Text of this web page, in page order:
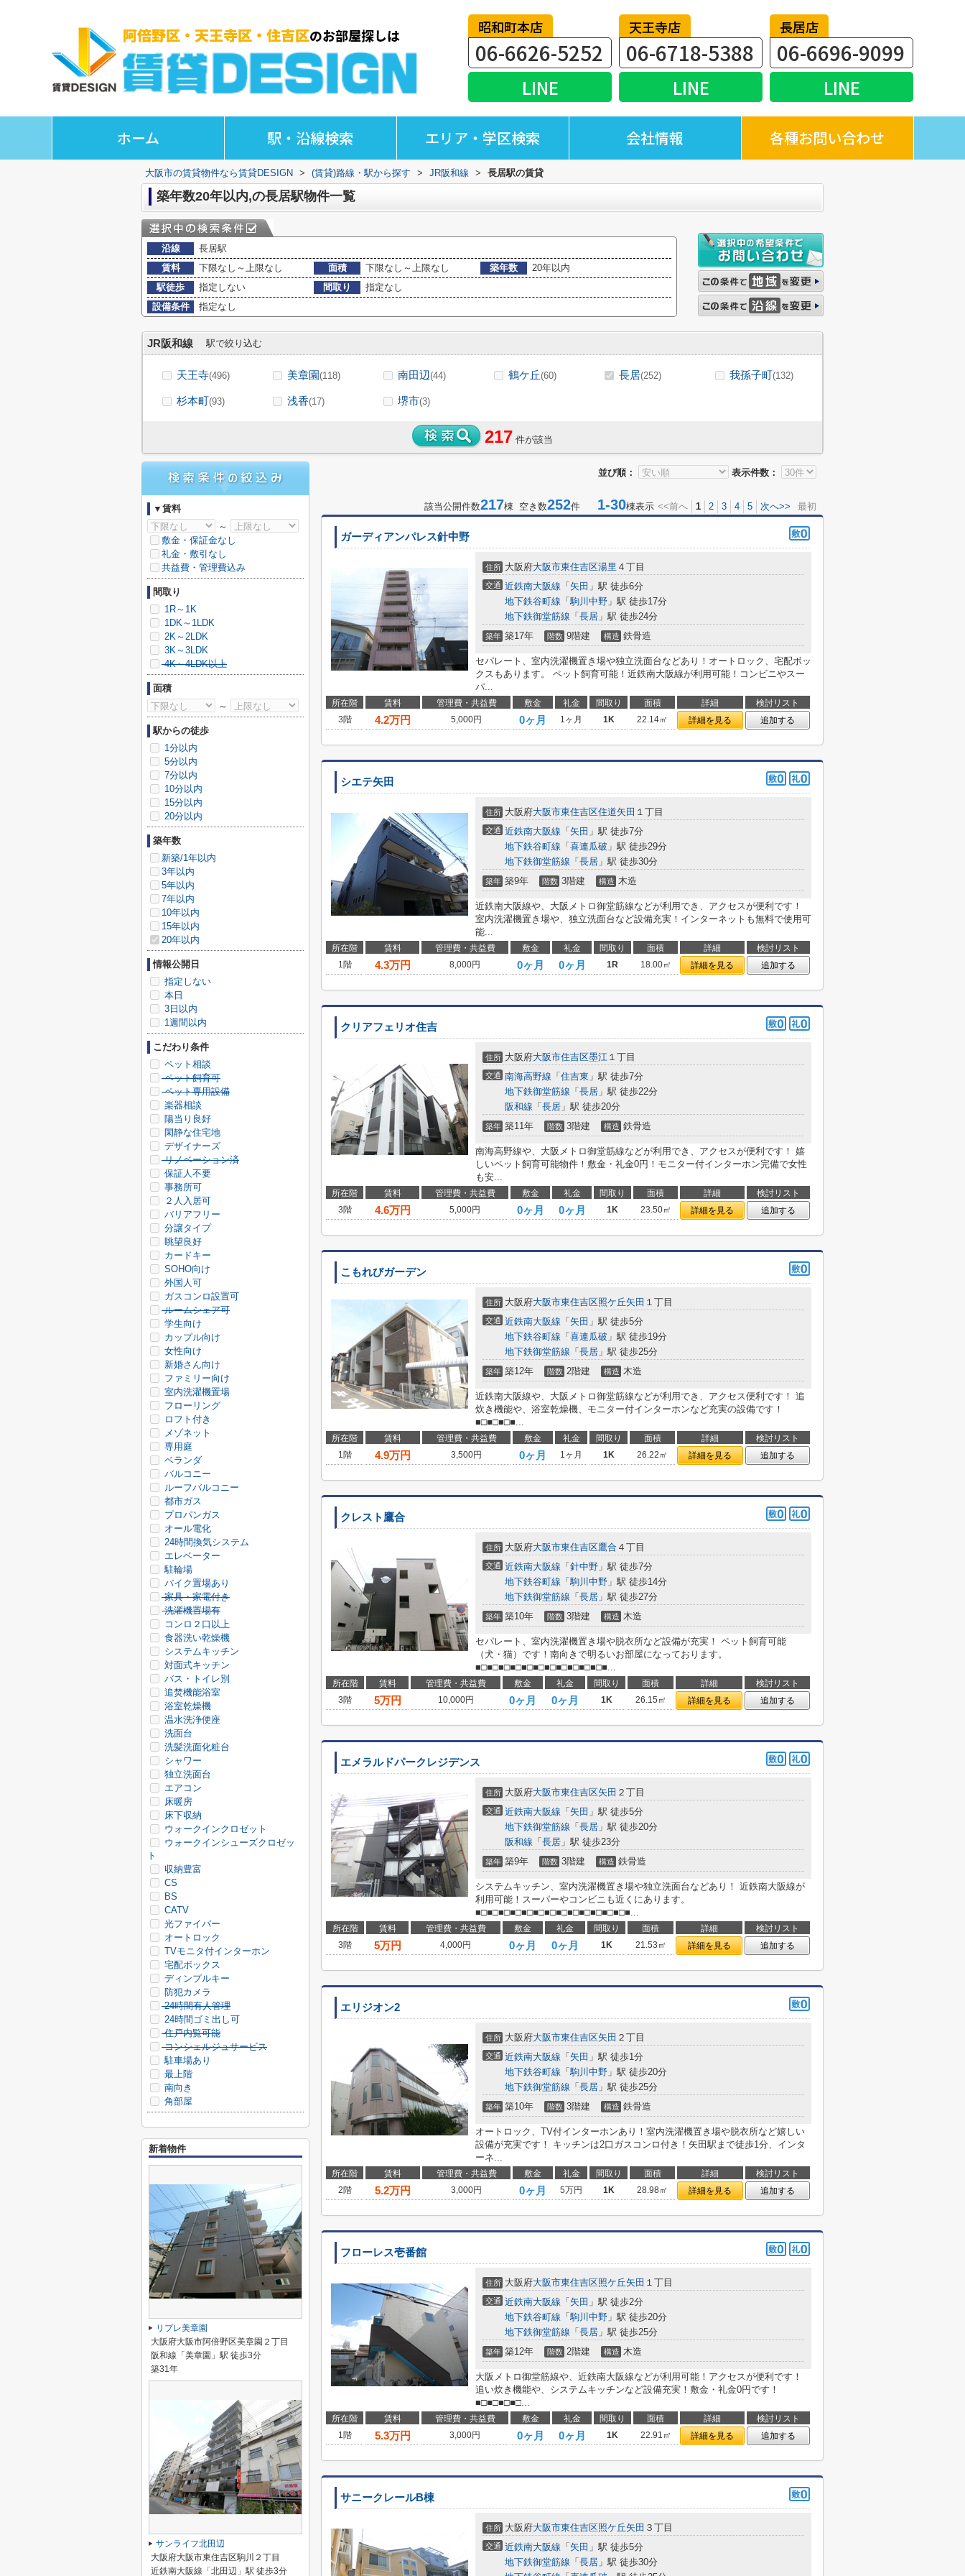
昭和町本店
06-6626-5252
LINE
天王寺店
06-6718-5388
LINE
長居店
06-6696-9099
LINE
ホーム 駅・沿線検索 エリア・学区検索 会社情報 各種お問い合わせ
大阪市の賃貸物件なら賃貸DESIGN > (賃貸)路線・駅から探す > JR阪和線 > 長居駅の賃貸
築年数20年以内,の長居駅物件一覧
沿線
長居駅
賃料
下限なし～上限なし 面積 下限なし～上限なし 築年数
20年以内
駅徒歩
指定しない 間取り
指定なし
設備条件
指定なし
JR阪和線 駅で絞り込む
天王寺(496) 美章園(118) 南田辺(44) 鶴ケ丘(60) 長居(252) 我孫子町(132)
杉本町(93) 浅香(17) 堺市(3)
217 件が該当
並び順： 表示件数：
該当公開件数217棟 空き数252件 1-30棟表示 <<前へ 1 2 3 4 5 次へ>> 最初
ガーディアンパレス針中野
住所 大阪府大阪市東住吉区湯里 ４丁目
交通 近鉄南大阪線 「 矢田 」駅 徒歩6分
地下鉄谷町線 「駒川中野 」駅 徒歩17分
地下鉄御堂筋線 「 長居 」駅 徒歩24分
築年 築17年 階数 9階建 構造 鉄骨造
セパレート、室内洗濯機置き場や独立洗面台などあり！オートロック、宅配ボッ
クスもあります。 ペット飼育可能！近鉄南大阪線が利用可能！コンビニやスー
パ...
所在階 賃料 管理費・共益費 敷金 礼金 間取り 面積 詳細
検討リスト
3階
4.2万円 5,000円 0ヶ月 1ヶ月 1K 22.14㎡ 詳細を見る 追加する
シエテ矢田
住所 大阪府大阪市東住吉区住道矢田 １丁目
交通 近鉄南大阪線 「 矢田 」駅 徒歩7分
地下鉄谷町線 「 喜連瓜破 」駅 徒歩29分
地下鉄御堂筋線 「 長居 」駅 徒歩30分
築年 築9年 階数 3階建 構造 木造
近鉄南大阪線や、大阪メトロ御堂筋線などが利用でき、アクセスが便利です！
室内洗濯機置き場や、独立洗面台など設備充実！インターネットも無料で使用可
能...
所在階 賃料 管理費・共益費 敷金 礼金 間取り 面積 詳細
検討リスト
1階
4.3万円 8,000円 0ヶ月 0ヶ月 1R 18.00㎡ 詳細を見る 追加する
クリアフェリオ住吉
住所 大阪府大阪市住吉区墨江 １丁目
交通 南海高野線 「 住吉東 」駅 徒歩7分
地下鉄御堂筋線 「 長居 」駅 徒歩22分
阪和線 「 長居 」駅 徒歩20分
築年 築11年 階数 3階建 構造 鉄骨造
南海高野線や、大阪メトロ御堂筋線などが利用でき、アクセスが便利です！ 嬉
しいペット飼育可能物件！敷金・礼金0円！モニター付インターホン完備で女性
も安...
所在階 賃料 管理費・共益費 敷金 礼金 間取り 面積 詳細
検討リスト
3階
4.6万円 5,000円 0ヶ月 0ヶ月 1K 23.50㎡ 詳細を見る 追加する
こもれびガーデン
住所 大阪府大阪市東住吉区照ケ丘矢田 １丁目
交通 近鉄南大阪線 「 矢田 」駅 徒歩5分
地下鉄谷町線 「 喜連瓜破 」駅 徒歩19分
地下鉄御堂筋線 「 長居 」駅 徒歩25分
築年 築12年 階数 2階建 構造 木造
近鉄南大阪線や、大阪メトロ御堂筋線などが利用でき、アクセス便利です！ 追
炊き機能や、浴室乾燥機、モニター付インターホンなど充実の設備です！
■□■□■□■...
所在階 賃料 管理費・共益費 敷金 礼金 間取り 面積 詳細
検討リスト
1階
4.9万円 3,500円 0ヶ月 1ヶ月 1K 26.22㎡ 詳細を見る 追加する
クレスト鷹合
住所 大阪府大阪市東住吉区鷹合 ４丁目
交通 近鉄南大阪線 「 針中野 」駅 徒歩7分
地下鉄谷町線 「駒川中野 」駅 徒歩14分
地下鉄御堂筋線 「 長居 」駅 徒歩27分
築年 築10年 階数 3階建 構造 木造
セパレート、室内洗濯機置き場や脱衣所など設備が充実！ ペット飼育可能
（犬・猫）です！南向きで明るいお部屋になっております。
■□■□■□■□■□■□■□■□■□■□■□■...
所在階 賃料 管理費・共益費 敷金 礼金 間取り 面積 詳細
検討リスト
3階
5万円 10,000円 0ヶ月 0ヶ月 1K 26.15㎡ 詳細を見る 追加する
エメラルドパークレジデンス
住所 大阪府大阪市東住吉区矢田 ２丁目
交通 近鉄南大阪線 「 矢田 」駅 徒歩5分
地下鉄御堂筋線 「 長居 」駅 徒歩20分
阪和線 「 長居 」駅 徒歩23分
築年 築9年 階数 3階建 構造 鉄骨造
システムキッチン、室内洗濯機置き場や独立洗面台などあり！ 近鉄南大阪線が
利用可能！スーパーやコンビニも近くにあります。
■□■□■□■□■□■□■□■□■□■□■□■□■□■...
所在階 賃料 管理費・共益費 敷金 礼金 間取り 面積 詳細
検討リスト
3階
5万円 4,000円 0ヶ月 0ヶ月 1K 21.53㎡ 詳細を見る 追加する
エリジオン2
住所 大阪府大阪市東住吉区矢田 ２丁目
交通 近鉄南大阪線 「 矢田 」駅 徒歩1分
地下鉄谷町線 「駒川中野 」駅 徒歩20分
地下鉄御堂筋線 「 長居 」駅 徒歩25分
築年 築10年 階数 3階建 構造 鉄骨造
オートロック、TV付インターホンあり！室内洗濯機置き場や脱衣所など嬉しい
設備が充実です！ キッチンは2口ガスコンロ付き！矢田駅まで徒歩1分、インタ
ーネ...
所在階 賃料 管理費・共益費 敷金 礼金 間取り 面積 詳細
検討リスト
2階
5.2万円 3,000円 0ヶ月 5万円 1K 28.98㎡ 詳細を見る 追加する
フローレス壱番館
住所 大阪府大阪市東住吉区照ケ丘矢田 １丁目
交通 近鉄南大阪線 「 矢田 」駅 徒歩2分
地下鉄谷町線 「駒川中野 」駅 徒歩20分
地下鉄御堂筋線 「 長居 」駅 徒歩25分
築年 築12年 階数 2階建 構造 木造
大阪メトロ御堂筋線や、近鉄南大阪線などが利用可能！アクセスが便利です！
追い炊き機能や、システムキッチンなど設備充実！敷金・礼金0円です！
■□■□■□■□...
所在階 賃料 管理費・共益費 敷金 礼金 間取り 面積 詳細
検討リスト
1階
5.3万円 3,000円 0ヶ月 0ヶ月 1K 22.91㎡ 詳細を見る 追加する
サニークレールB棟
住所 大阪府大阪市東住吉区照ケ丘矢田 ３丁目
交通 近鉄南大阪線 「 矢田 」駅 徒歩5分
地下鉄御堂筋線 「 長居 」駅 徒歩30分
▼賃料
～
敷金・保証金なし
礼金・敷引なし
共益費・管理費込み
間取り
1R～1K
1DK～1LDK
2K～2LDK
3K～3LDK
4K～4LDK以上
面積
～
駅からの徒歩
1分以内
5分以内
7分以内
10分以内
15分以内
20分以内
築年数
新築/1年以内
3年以内
5年以内
7年以内
10年以内
15年以内
20年以内
情報公開日
指定しない
本日
3日以内
1週間以内
こだわり条件
ペット相談
ペット飼育可
ペット専用設備
楽器相談
陽当り良好
閑静な住宅地
デザイナーズ
リノベーション済
保証人不要
事務所可
２人入居可
バリアフリー
分譲タイプ
眺望良好
カードキー
SOHO向け
外国人可
ガスコンロ設置可
ルームシェア可
学生向け
カップル向け
女性向け
新婚さん向け
ファミリー向け
室内洗濯機置場
フローリング
ロフト付き
メゾネット
専用庭
ベランダ
バルコニー
ルーフバルコニー
都市ガス
プロパンガス
オール電化
24時間換気システム
エレベーター
駐輪場
バイク置場あり
家具・家電付き
洗濯機置場有
コンロ２口以上
食器洗い乾燥機
システムキッチン
対面式キッチン
バス・トイレ別
追焚機能浴室
浴室乾燥機
温水洗浄便座
洗面台
洗髪洗面化粧台
シャワー
独立洗面台
エアコン
床暖房
床下収納
ウォークインクロゼット
ウォークインシューズクロゼッ
ト
収納豊富
CS
BS
CATV
光ファイバー
オートロック
TVモニタ付インターホン
宅配ボックス
ディンプルキー
防犯カメラ
24時間有人管理
24時間ゴミ出し可
住戸内覧可能
コンシェルジュサービス
駐車場あり
最上階
南向き
角部屋
新着物件
リプレ美章園
大阪府大阪市阿倍野区美章園２丁目
阪和線「美章園」駅 徒歩3分
築31年
サンライフ北田辺
大阪府大阪市東住吉区駒川２丁目
近鉄南大阪線「北田辺」駅 徒歩3分